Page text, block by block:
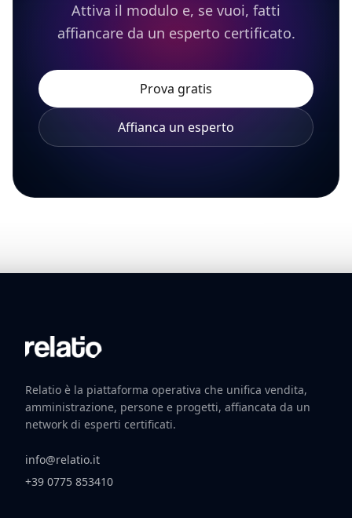
Attiva il modulo e, se vuoi, fatti
affiancare da un esperto certificato.
Prova gratis
Affianca un esperto
Relatio è la piattaforma operativa che unifica vendita,
amministrazione, persone e progetti, affiancata da un
network di esperti certificati.
info@relatio.it
+39 0775 853410